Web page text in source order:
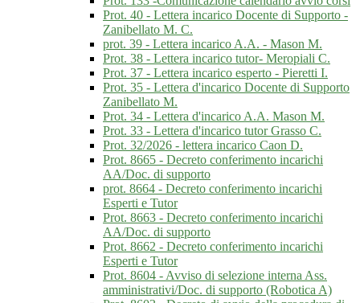
Prot. 40 - Lettera incarico Docente di Supporto -
Zanibellato M. C.
prot. 39 - Lettera incarico A.A. - Mason M.
Prot. 38 - Lettera incarico tutor- Meropiali C.
Prot. 37 - Lettera incarico esperto - Pieretti I.
Prot. 35 - Lettera d'incarico Docente di Supporto
Zanibellato M.
Prot. 34 - Lettera d'incarico A.A. Mason M.
Prot. 33 - Lettera d'incarico tutor Grasso C.
Prot. 32/2026 - lettera incarico Caon D.
Prot. 8665 - Decreto conferimento incarichi
AA/Doc. di supporto
prot. 8664 - Decreto conferimento incarichi
Esperti e Tutor
Prot. 8663 - Decreto conferimento incarichi
AA/Doc. di supporto
Prot. 8662 - Decreto conferimento incarichi
Esperti e Tutor
Prot. 8604 - Avviso di selezione interna Ass.
amministrativi/Doc. di supporto (Robotica A)